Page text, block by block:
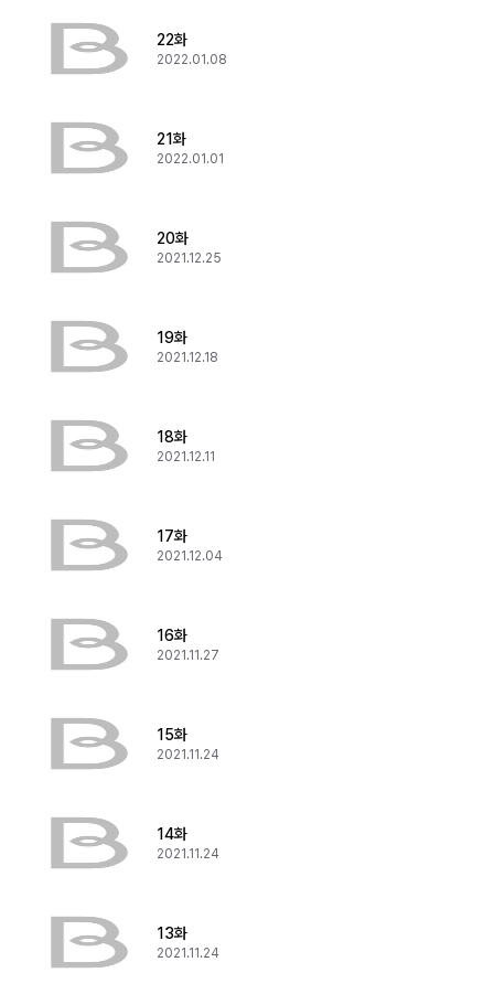
22화
2022.01.08
21화
2022.01.01
20화
2021.12.25
19화
2021.12.18
18화
2021.12.11
17화
2021.12.04
16화
2021.11.27
15화
2021.11.24
14화
2021.11.24
13화
2021.11.24